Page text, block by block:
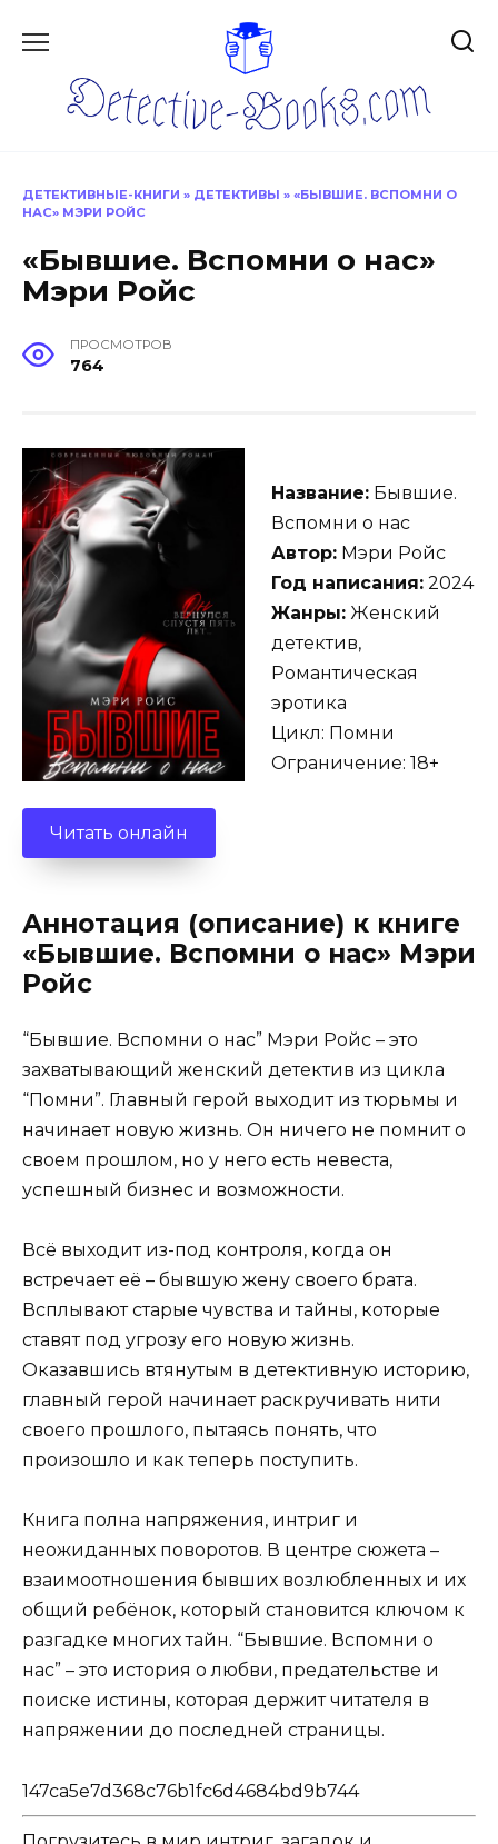
ДЕТЕКТИВНЫЕ-КНИГИ » ДЕТЕКТИВЫ » «БЫВШИЕ. ВСПОМНИ О
НАС» МЭРИ РОЙС
«Бывшие. Вспомни о нас»
Мэри Ройс
ПРОСМОТРОВ
764
Название: Бывшие.
Вспомни о нас
Автор: Мэри Ройс
Год написания: 2024
Жанры: Женский
детектив,
Романтическая
эротика
Цикл: Помни
Ограничение: 18+
Читать онлайн
Аннотация (описание) к книге
«Бывшие. Вспомни о нас» Мэри
Ройс
“Бывшие. Вспомни о нас” Мэри Ройс – это
захватывающий женский детектив из цикла
“Помни”. Главный герой выходит из тюрьмы и
начинает новую жизнь. Он ничего не помнит о
своем прошлом, но у него есть невеста,
успешный бизнес и возможности.
Всё выходит из-под контроля, когда он
встречает её – бывшую жену своего брата.
Всплывают старые чувства и тайны, которые
ставят под угрозу его новую жизнь.
Оказавшись втянутым в детективную историю,
главный герой начинает раскручивать нити
своего прошлого, пытаясь понять, что
произошло и как теперь поступить.
Книга полна напряжения, интриг и
неожиданных поворотов. В центре сюжета –
взаимоотношения бывших возлюбленных и их
общий ребёнок, который становится ключом к
разгадке многих тайн. “Бывшие. Вспомни о
нас” – это история о любви, предательстве и
поиске истины, которая держит читателя в
напряжении до последней страницы.
147ca5e7d368c76b1fc6d4684bd9b744